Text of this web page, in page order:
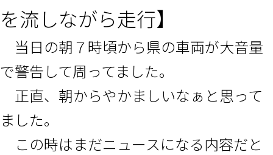
を流しながら走行】
当日の朝７時頃から県の車両が大音量
で警告して周ってました。
正直、朝からやかましいなぁと思って
ました。
この時はまだニュースになる内容だと